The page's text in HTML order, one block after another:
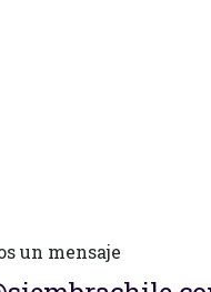
un mensaje